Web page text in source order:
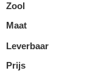
Zool
Maat
Leverbaar
Prijs